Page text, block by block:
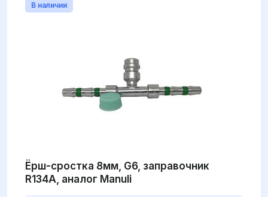
В наличии
Ёрш-сростка 8мм, G6, заправочник
R134А, аналог Manuli